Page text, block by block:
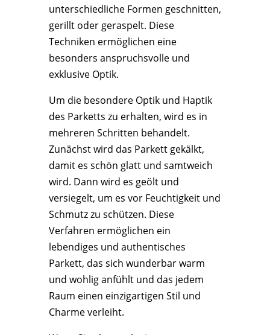
unterschiedliche Formen geschnitten,
gerillt oder geraspelt. Diese
Techniken ermöglichen eine
besonders anspruchsvolle und
exklusive Optik.
Um die besondere Optik und Haptik
des Parketts zu erhalten, wird es in
mehreren Schritten behandelt.
Zunächst wird das Parkett gekälkt,
damit es schön glatt und samtweich
wird. Dann wird es geölt und
versiegelt, um es vor Feuchtigkeit und
Schmutz zu schützen. Diese
Verfahren ermöglichen ein
lebendiges und authentisches
Parkett, das sich wunderbar warm
und wohlig anfühlt und das jedem
Raum einen einzigartigen Stil und
Charme verleiht.